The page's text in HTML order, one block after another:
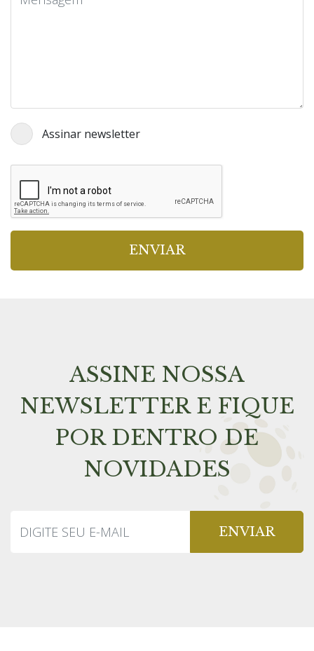
Assinar newsletter
ENVIAR
ASSINE NOSSA
NEWSLETTER E FIQUE
POR DENTRO DE
NOVIDADES
ENVIAR